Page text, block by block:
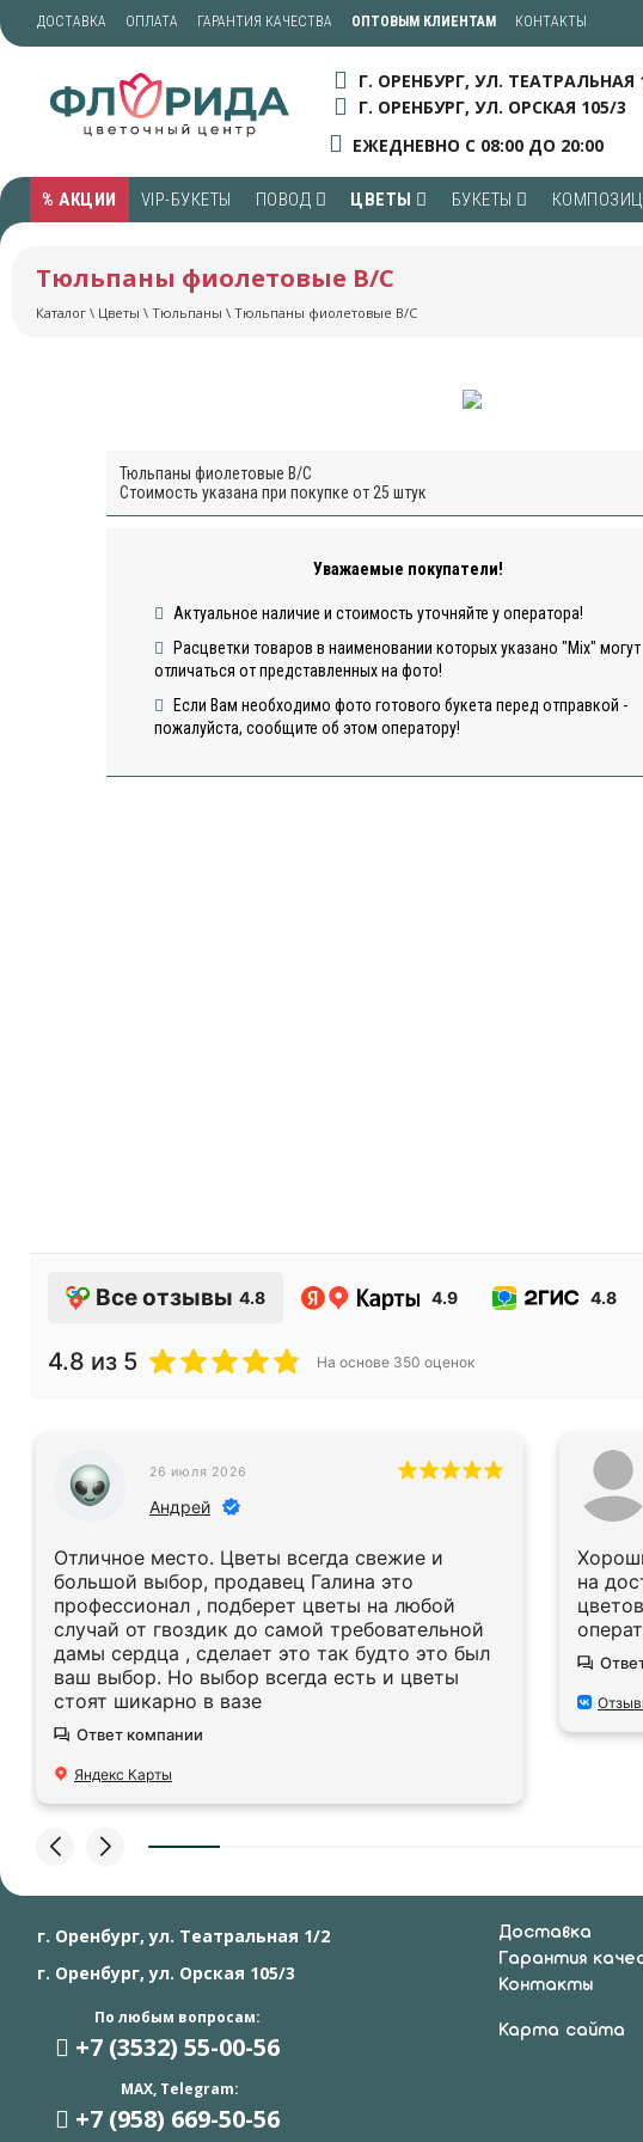
Г. ОРЕНБУРГ, УЛ. ТЕАТРАЛЬНАЯ
Г. ОРЕНБУРГ, УЛ. ОРСКАЯ 105/3
ЕЖЕДНЕВНО С 08:00 ДО 20:00
% АКЦИИ VIP-БУКЕТЫ ПОВОД ЦВЕТЫ БУКЕТЫ
ДОСТАВКА ОПЛАТА ГАРАНТИЯ КАЧЕСТВА ОПТОВЫМ КЛИЕНТАМ КОНТАКТЫ
Тюльпаны фиолетовые В/С
Каталог \ Цветы \ Тюльпаны \ Тюльпаны фиолетовые В/С
Тюльпаны фиолетовые В/С
Стоимость указана при покупке от 25 штук
Уважаемые покупатели!
Актуальное наличие и стоимость уточняйте у оператора!
Расцветки товаров в наименовании которых указано "Mix" могут
отличаться от представленных на фото!
Если Вам необходимо фото готового букета перед отправкой -
пожалуйста, сообщите об этом оператору!
Открытка
Все отзывы 4.8 4.9 4.8
4.8 из 5 На основе 350 оценок
26 июля 2026
Андрей
Отличное место. Цветы всегда свежие и
большой выбор, продавец Галина это
профессионал , подберет цветы на любой
случай от гвоздик до самой требовательной
дамы сердца , сделает это так будто это был
ваш выбор. Но выбор всегда есть и цветы
стоят шикарно в вазе
Ответ компании
Яндекс Карты
на
г. Оренбург, ул. Театральная 1/2
г. Оренбург, ул. Орская 105/3
По любым вопросам:
+7 (3532) 55-00-56
MAX, Telegram:
+7 (958) 669-50-56
Доставка
Гарантия
Контакты
Карта сайта